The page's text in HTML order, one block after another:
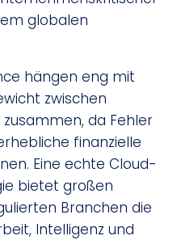
globalen
hängen eng mit
zwischen
zusammen, da Fehler
finanzielle
Eine echte Cloud-
bietet großen
Branchen die
Intelligenz und